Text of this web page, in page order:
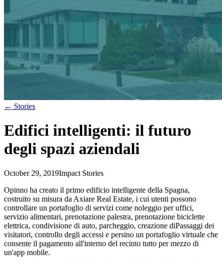
← Stories
Edifici intelligenti: il futuro
degli spazi aziendali
October 29, 2019Impact Stories
Opinno ha creato il primo edificio intelligente della Spagna,
costruito su misura da Axiare Real Estate, i cui utenti possono
controllare un portafoglio di servizi come noleggio per uffici,
servizio alimentari, prenotazione palestra, prenotazione biciclette
elettrica, condivisione di auto, parcheggio, creazione diPassaggi dei
visitatori, controllo degli accessi e persino un portafoglio virtuale che
consente il pagamento all'interno del recinto tutto per mezzo di
un'app mobile.